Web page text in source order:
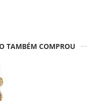
TAMBÉM COMPROU